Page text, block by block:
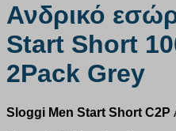
Ανδρικό
Start Short
2Pack Grey
Sloggi Men Start Short C2P